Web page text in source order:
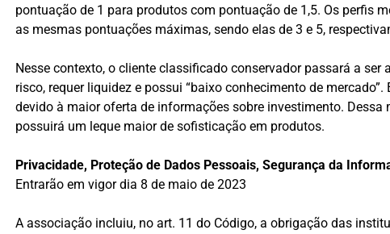
pontuação de 1 para produtos com pontuação de 1,5. Os perfis
as mesmas pontuações máximas, sendo elas de 3 e 5,
Nesse contexto, o cliente classificado conservador passará a ser
risco, requer liquidez e possui “baixo conhecimento de
devido à maior oferta de informações sobre investimento. Dessa
possuirá um leque maior de sofisticação em produtos.
Privacidade, Proteção de Dados Pessoais, Segurança da
Entrarão em vigor dia 8 de maio de 2023
A associação incluiu, no art. 11 do Código, a obrigação das